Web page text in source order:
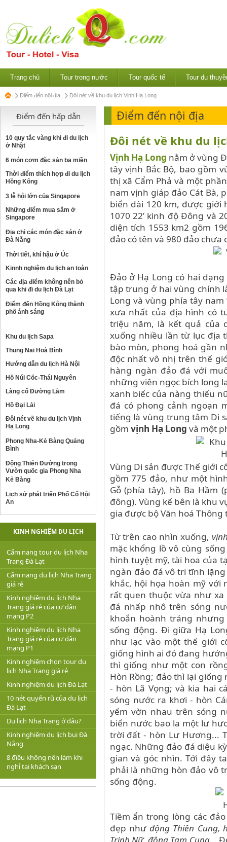
Trang chủ Tour trong nước Tour quốc tế Tour du
Điểm đến nội địa Đôi nét về khu du lịch Vịnh Hạ Long
Điểm đến hấp dẫn
10 quy tắc vàng khi đi du lịch
ở Nhật
6 món cơm đặc sản ba miền
Thời điểm thích hợp đi du lịch
Hồng Kông
3 lễ hội lớn của Singapore
Những điểm mua sắm ở
Singapore
Địa chỉ các món đặc sản ở
Đà Nẵng
Thời tiết, khí hậu ở Úc
Kinnh nghiệm du lịch an toàn
Các địa điểm không nên bỏ
qua khi đi du lịch Đà Lạt
Điểm đến Hồng Kông thành
phố ánh sáng
Khu du lịch Sapa
Thung Nai Hoà Bình
Hướng dẫn du lịch Hà Nội
Hồ Núi Cốc-Thái Nguyên
Làng cổ Đường Lâm
Hồ Đại Lải
Đôi nét về khu du lịch Vịnh
Hạ Long
Phong Nha-Kẻ Bàng Quảng
Bình
Động Thiên Đường trong
Vườn quốc gia Phong Nha
Kẻ Bàng
Lịch sử phát triển Phố Cổ Hội
An
KINH NGHIỆM DU LỊCH
Cẩm nang tour du lịch Nha
Trang Đà Lạt
Cẩm nang du lịch Nha Trang
giá rẻ
Kinh nghiệm du lịch Nha
Trang giá rẻ của cư dân
mạng P2
Kinh nghiệm du lịch Nha
Trang giá rẻ của cư dân
mạng P1
Kinh nghiệm chọn tour du
lịch Nha Trang giá rẻ
Kinh nghiệm du lịch Đà Lạt
10 nét quyến rũ của du lịch
Đà Lạt
Du lịch Nha Trang ở đâu?
Kinh nghiệm du lịch bụi Đà
Nẵng
8 điều không nên làm khi
nghỉ tại khách sạn
Điểm đến nội địa
Đôi nét về khu du
Vịnh Hạ Long nằm ở vùng
tây vịnh Bắc Bộ, bao gồm
thị xã Cẩm Phả và một
nam vịnh giáp đảo Cát Bà,
biển dài 120 km, được giới
1070 22’ kinh độ Đông và
diện tích 1553 km2 gồm
đảo có tên và 980 đảo chưa
Đảo ở Hạ Long có hai
tập trung ở hai vùng chính
Long và vùng phía tây nam
xưa nhất của địa hình có
triệu năm, là kết quả của
xuống nhiều lần từ lục địa
bào mòn, phong hoá gần
độc nhất vô nhị trên thế
hàng ngàn đảo đá với
những viên ngọc bích long
xanh biếc của nàng thiếu
đá có phong cảnh ngoạn
tiếng là vùng trung tâm Di
gồm vịnh Hạ Long và một
Vùng Di sản được Thế giới
gồm 775 đảo, như một
Gỗ (phía tây), hồ Ba Hầm
đông). Vùng kế bên là khu
gia được bộ Văn hoá
Từ trên cao nhìn xuống,
mặc khổng lồ vô cùng
hình tuyệt mỹ, tài hoa của
ngàn đảo đá vô tri tĩnh
khắc, hội họa hoàn mỹ
rất quen thuộc vừa như
đá nhấp nhô trên sóng
khoắn hoành tráng
sống động. Đi giữa Hạ
như lạc vào một thế giới
giống hình ai đó đang
thì giống như một con
Hòn Rồng; đảo thì lại
- hòn Lã Vọng; và kia hai
sóng nước ra khơi - hòn
yếm vờn nhau trên sóng
biển nước bao la một lư
trời đất - hòn Lư Hương...
ngạc. Những đảo đá diệu
gian và góc nhìn. Tới đây
phải là những hòn đảo vô
sống động.
Tiềm ẩn trong lòng các
đẹp nhưđộng Thiên Cung,